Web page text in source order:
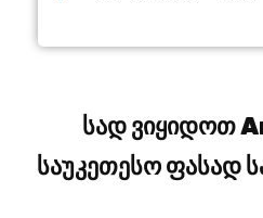
სად ვიყიდოთ
საუკეთესო ფასად